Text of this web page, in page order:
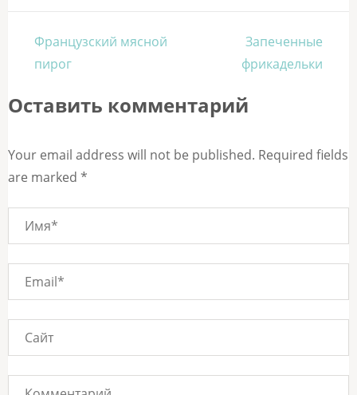
Навигация
по
Французский мясной
пирог
Запеченные
фрикадельки
Оставить комментарий
Your email address will not be published. Required fields
are marked *